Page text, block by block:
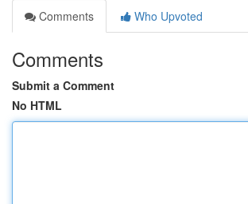
Comments
Who Upvoted
Comments
Submit a Comment
No HTML